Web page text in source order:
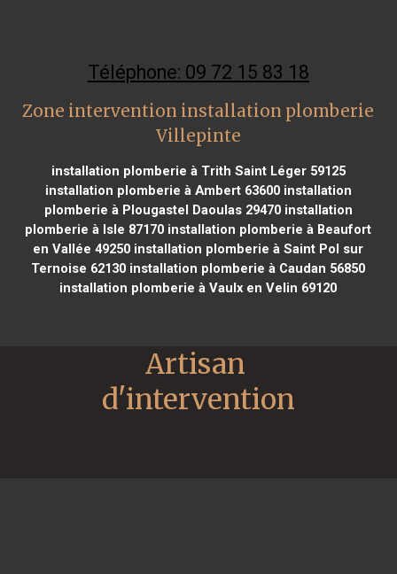
Téléphone: 09 72 15 83 18
Zone intervention installation plomberie
Villepinte
installation plomberie à Trith Saint Léger 59125
installation plomberie à Ambert 63600installation
plomberie à Plougastel Daoulas 29470installation
plomberie à Isle 87170 installation plomberie à Beaufort
en Vallée 49250 installation plomberie à Saint Pol sur
Ternoise 62130 installation plomberie à Caudan 56850
installation plomberie à Vaulx en Velin 69120
Artisan
d'intervention